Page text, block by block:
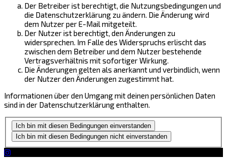
Der Betreiber ist berechtigt, die Nutzungsbedingungen und
die Datenschutzerklärung zu ändern. Die Änderung wird
dem Nutzer per E-Mail mitgeteilt.
Der Nutzer ist berechtigt, den Änderungen zu
widersprechen. Im Falle des Widerspruchs erlischt das
zwischen dem Betreiber und dem Nutzer bestehende
Vertragsverhältnis mit sofortiger Wirkung.
Die Änderungen gelten als anerkannt und verbindlich, wenn
der Nutzer den Änderungen zugestimmt hat.
Informationen über den Umgang mit deinen persönlichen Daten
sind in der Datenschutzerklärung enthalten.